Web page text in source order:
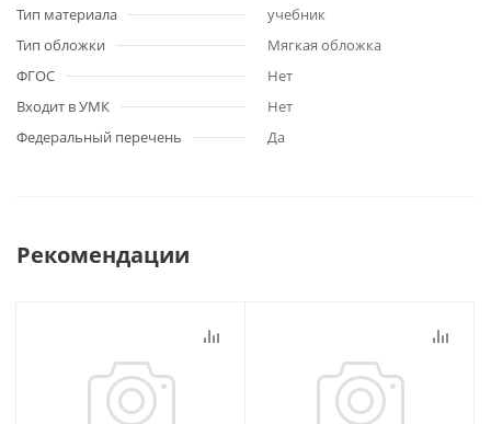
Тип материала
учебник
Тип обложки
Мягкая обложка
ФГОС
Нет
Входит в УМК
Нет
Федеральный перечень
Да
Рекомендации